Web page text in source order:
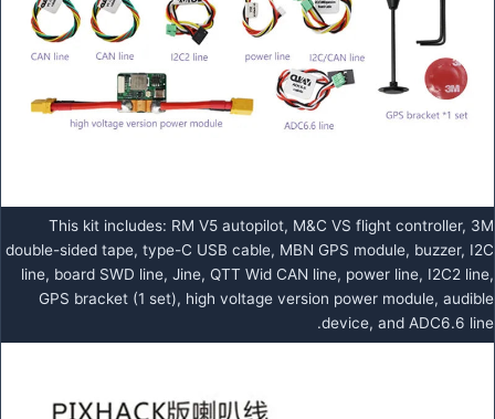
This kit includes: RM V5 autopilot, M&C VS flight controller, 3M
double-sided tape, type-C USB cable, MBN GPS module, buzzer, I2C
line, board SWD line, Jine, QTT Wid CAN line, power line, I2C2 line,
GPS bracket (1 set), high voltage version power module, audible
device, and ADC6.6 line.